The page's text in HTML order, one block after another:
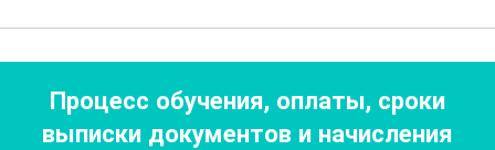
хронических заболеваний и их
осложнений, а также инновационным
подходам к терапии и профилактике.
Процесс обучения, оплаты, сроки
выписки документов и начисления